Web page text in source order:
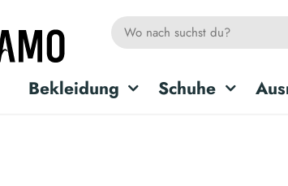
Bekleidung Schuhe